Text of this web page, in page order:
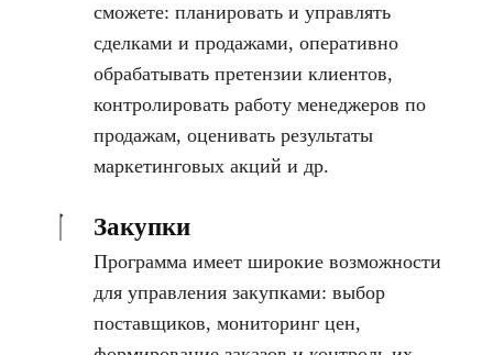
сможете: планировать и управлять
сделками и продажами, оперативно
обрабатывать претензии клиентов,
контролировать работу менеджеров по
продажам, оценивать результаты
маркетинговых акций и др.
Закупки
Программа имеет широкие возможности
для управления закупками: выбор
поставщиков, мониторинг цен,